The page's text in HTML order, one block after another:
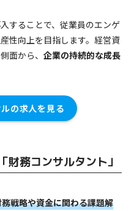
することで、従業員のエンゲ
性向上を目指します。経営資
面から、 企業の持続的な成長
の求人を見る
務コンサルタント」
戦略や資金に関わる課題解